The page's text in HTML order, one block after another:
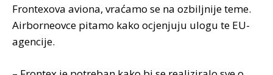
Frontexova aviona, vraćamo se na ozbiljnije teme.
Airborneovce pitamo kako ocjenjuju ulogu te EU-
agencije.